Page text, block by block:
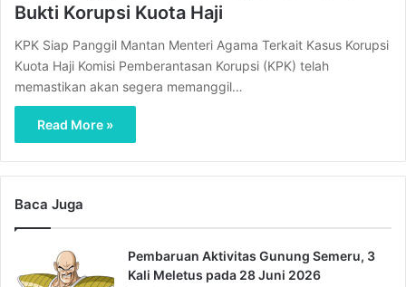
Bukti Korupsi Kuota Haji
KPK Siap Panggil Mantan Menteri Agama Terkait Kasus Korupsi
Kuota Haji Komisi Pemberantasan Korupsi (KPK) telah
memastikan akan segera memanggil…
Read More »
Baca Juga
Pembaruan Aktivitas Gunung Semeru, 3
Kali Meletus pada 28 Juni 2026